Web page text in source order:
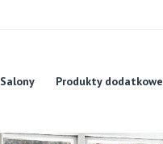
Salony Produkty dodatkowe